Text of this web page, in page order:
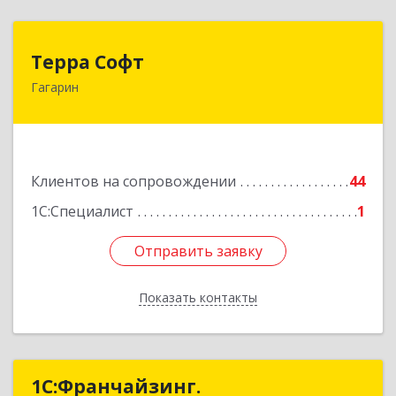
Терра Софт
Гагарин
Клиентов на сопровождении
44
1С:Специалист
1
Отправить заявку
Показать контакты
215010, Смоленская обл, Гагарин г, Ленина ул,
Отправить заявку
Назад
1С:Франчайзинг.1С:Франчайзинг.